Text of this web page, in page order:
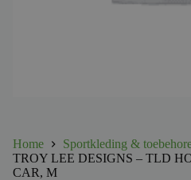
Home
Sportkleding &
TROY LEE DESIGNS – TLD
CAR, M